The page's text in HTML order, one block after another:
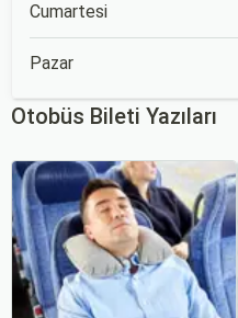
Cumartesi
Pazar
Otobüs Bileti Yazıları